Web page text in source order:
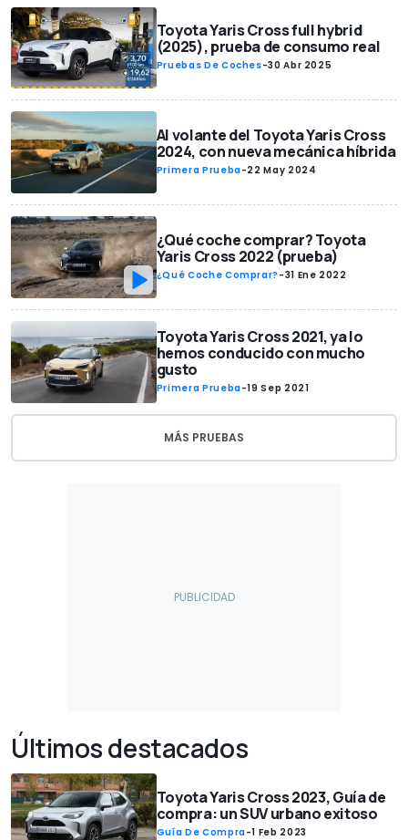
Toyota Yaris Cross full hybrid
(2025), prueba de consumo real
Pruebas De Coches-30 Abr 2025
Al volante del Toyota Yaris Cross
2024, con nueva mecánica híbrida
Primera Prueba-22 May 2024
¿Qué coche comprar? Toyota
Yaris Cross 2022 (prueba)
¿Qué Coche Comprar? -31 Ene 2022
Toyota Yaris Cross 2021, ya lo
hemos conducido con mucho
gusto
Primera Prueba-19 Sep 2021
MÁS PRUEBAS
Últimos destacados
Toyota Yaris Cross 2023, Guía de
compra: un SUV urbano exitoso
Guía De Compra-1 Feb 2023